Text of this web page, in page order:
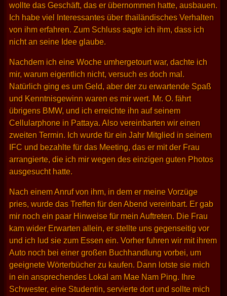
wollte das Geschäft, das er übernommen hatte, ausbauen.
Ich habe viel Interessantes über thailändisches Verhalten
von ihm erfahren. Zum Schluss sagte ich ihm, dass ich
nicht an seine Idee glaube.
Nachdem ich eine Woche umhergetourt war, dachte ich
mir, warum eigentlich nicht, versuch es doch mal.
Natürlich ging es um Geld, aber der zu erwartende Spaß
und Kenntnisgewinn waren es mir wert. Mr. O. fährt
übrigens BMW, und ich erreichte ihn auf seinem
Cellularphone in Pattaya. Also vereinbarten wir einen
zweiten Termin. Ich wurde für ein Jahr Mitglied in seinem
IFC und bezahlte für das Meeting, das er mit der Frau
arrangierte, die ich mir wegen des einzigen guten Photos
ausgesucht hatte.
Nach einem Anruf von ihm, in dem er meine Vorzüge
pries, wurde das Treffen für den Abend vereinbart. Er gab
mir noch ein paar Hinweise für mein Auftreten. Die Frau
kam wider Erwarten allein, er stellte uns gegenseitig vor
und ich lud sie zum Essen ein. Vorher fuhren wir mit ihrem
Auto noch bei einer großen Buchhandlung vorbei, um
geeignete Wörterbücher zu kaufen. Dann lotste sie mich
in ein ansprechendes Lokal am Mae Nam Ping. Ihre
Schwester, eine Studentin, servierte dort und sollte mich